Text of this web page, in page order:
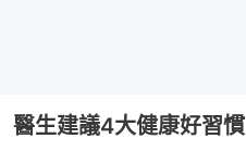
醫生建議4大健康好習慣